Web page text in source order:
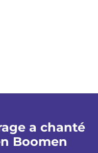
a chanté
Boomen